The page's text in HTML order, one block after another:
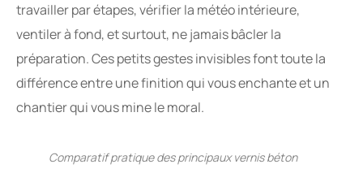
travailler par étapes, vérifier la météo intérieure,
ventiler à fond, et surtout, ne jamais bâcler la
préparation. Ces petits gestes invisibles font toute la
différence entre une finition qui vous enchante et un
chantier qui vous mine le moral.
Comparatif pratique des principaux vernis béton